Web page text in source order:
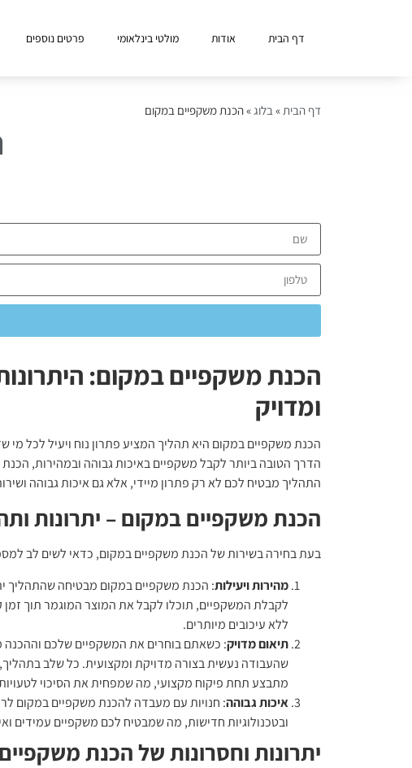
דף הבית אודות מולטי בינלאומי פרטים נוספים
דף הבית » בלוג »הכנת משקפיים במקום
הכנת משקפיים במקום:
ומדויק
הכנת משקפיים במקום היא תהליך המציע פתרון נוח ויעיל לכל
הדרך הטובה ביותר לקבל משקפיים באיכות גבוהה ובמהירות,
התהליך מבטיח לכם לא רק פתרון מיידי, אלא גם איכות גבוהה
הכנת משקפיים במקום – יתרונות
בעת בחירה בשירות של הכנת משקפיים במקום, כדאי לשים לב
מהירות ויעילות: הכנת משקפיים במקום מבטיחה שהתהליך
לקבלת המשקפיים, תוכלו לקבל את המוצר המוגמר תוך
ללא עיכובים מיותרים.
תיאום מדויק: כשאתם בוחרים את המשקפיים שלכם וההכנה
שהעבודה נעשית בצורה מדויקת ומקצועית. כל שלב
מתבצע תחת פיקוח מקצועי, מה שמפחית את הסיכוי
איכות גבוהה: חנויות עם מעבדה להכנת משקפיים במקום
ובטכנולוגיות חדישות, מה שמבטיח לכם משקפיים עמידים
יתרונות וחסרונות של הכנת